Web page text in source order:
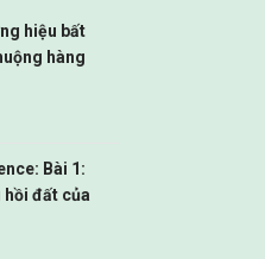
hiệu bất
hàng
Bài 1:
đất của